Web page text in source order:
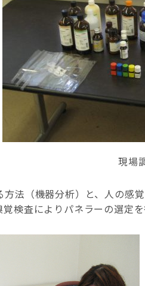
現場
法（機器分析）と、人の感
検査によりパネラーの選定